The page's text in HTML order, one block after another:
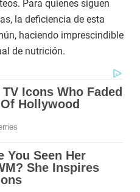
Para quienes siguen
la deficiencia de esta
haciendo imprescindible
de nutrición.